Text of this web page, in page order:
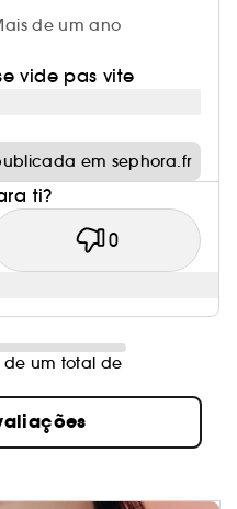
de um ano
vide pas vite
em sephora.fr
ti?
0
de um total de